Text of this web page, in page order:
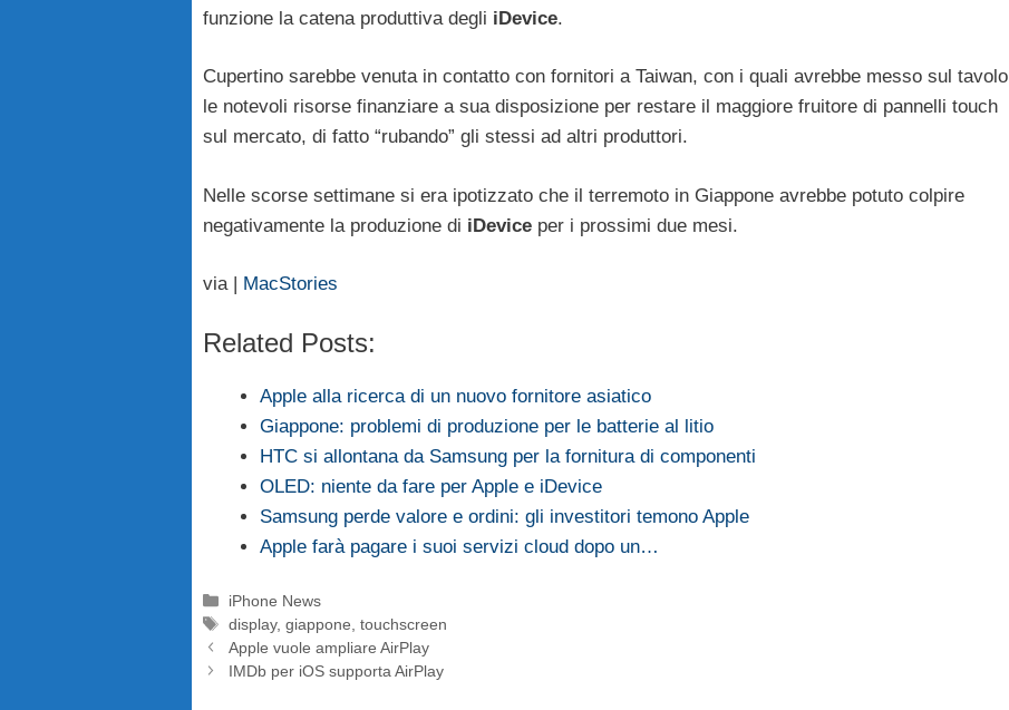
funzione la catena produttiva degli iDevice.
Cupertino sarebbe venuta in contatto con fornitori a Taiwan, con i quali avrebbe messo sul tavolo
le notevoli risorse finanziare a sua disposizione per restare il maggiore fruitore di pannelli touch
sul mercato, di fatto “rubando” gli stessi ad altri produttori.
Nelle scorse settimane si era ipotizzato che il terremoto in Giappone avrebbe potuto colpire
negativamente la produzione di iDevice per i prossimi due mesi.
via | MacStories
Related Posts:
Apple alla ricerca di un nuovo fornitore asiatico
Giappone: problemi di produzione per le batterie al litio
HTC si allontana da Samsung per la fornitura di componenti
OLED: niente da fare per Apple e iDevice
Samsung perde valore e ordini: gli investitori temono Apple
Apple farà pagare i suoi servizi cloud dopo un…
Categorie
iPhone News
Tag
display,giappone ,touchscreen
Apple vuole ampliare AirPlay
IMDb per iOS supporta AirPlay